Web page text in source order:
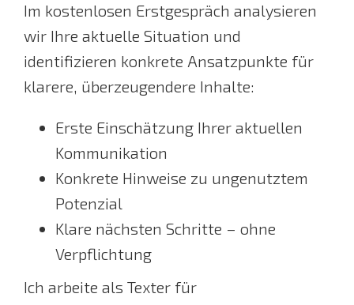
Im kostenlosen Erstgespräch analysieren
wir Ihre aktuelle Situation und
identifizieren konkrete Ansatzpunkte für
klarere, überzeugendere Inhalte:
Erste Einschätzung Ihrer aktuellen
Kommunikation
Konkrete Hinweise zu ungenutztem
Potenzial
Klare nächsten Schritte – ohne
Verpflichtung
Ich arbeite als Texter für